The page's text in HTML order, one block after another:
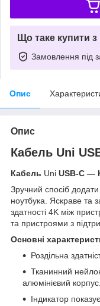
Що таке купити
Замовлення під
Опис
Опис
Кабель Uni
Кабель Uni USB-C —
Зручний спосіб
ноутбука. Яскраве та
здатності 4K між
та пристроями з
Основні
Роздільна
Тканинний
алюмінієвий корпус.
Індикатор